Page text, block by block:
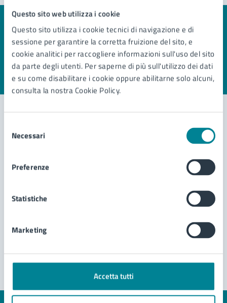
Questo sito web utilizza i cookie
Questo sito utilizza i cookie tecnici di navigazione e di
sessione per garantire la corretta fruizione del sito, e
cookie analitici per raccogliere informazioni sull'uso del sito
da parte degli utenti. Per saperne di più sull'utilizzo dei dati
e su come disabilitare i cookie oppure abilitarne solo alcuni,
consulta la nostra Cookie Policy.
delNecessari
Preferenze
Statistiche
Marketing
Accetta tutti
Quanto sono chiare le informazioni su questa
pagina?
Valuta 5 stelle su 5
Valuta 4 stelle su 5
Valuta 3 stelle su 5
Valuta 2 stelle su 5
Valuta 1 stelle su 5
Contatta il comune
Prenota appuntamento
Problemi in città